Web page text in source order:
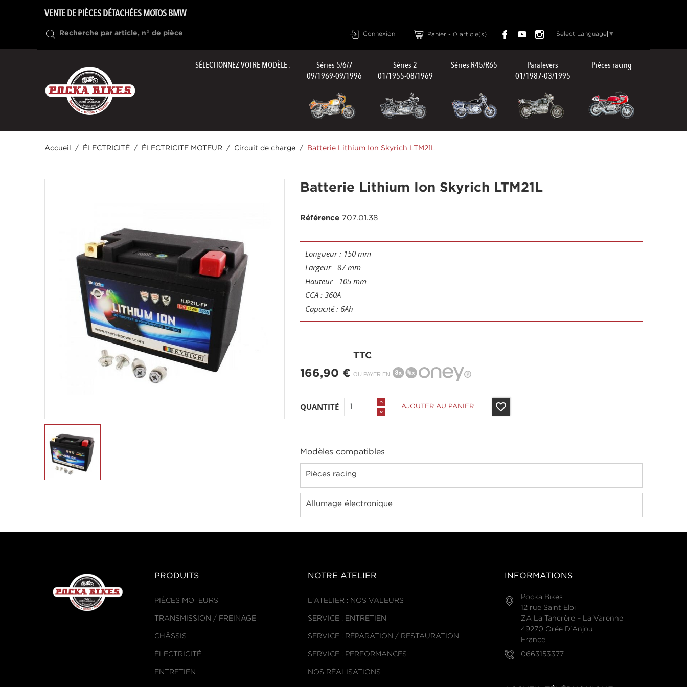
VENTE DE PIÈCES DÉTACHÉES MOTOS BMW
Connexion Panier - 0 article(s) Select Language ▼
SÉLECTIONNEZ VOTRE MODÈLE :
Séries 5/6/7
09/1969-09/1996
Séries 2
01/1955-08/1969
Séries R45/R65
Paralevers
01/1987-03/1995
Pièces racing
Accueil ÉLECTRICITÉ ÉLECTRICITE MOTEUR Circuit de charge Batterie Lithium Ion Skyrich LTM21L
Batterie Lithium Ion Skyrich LTM21L
Référence 707.01.38
Longueur : 150 mm
Largeur : 87 mm
Hauteur : 105 mm
CCA : 360A
Capacité : 6Ah
166,90 €
TTC
OU PAYER EN
QUANTITÉ AJOUTER AU PANIER favorite_border
Modèles compatibles
Pièces racing
Allumage électronique
PRODUITS
PIÈCES MOTEURS
TRANSMISSION / FREINAGE
CHÂSSIS
ÉLECTRICITÉ
ENTRETIEN
NOTRE ATELIER
L'ATELIER : NOS VALEURS
SERVICE : ENTRETIEN
SERVICE : RÉPARATION / RESTAURATION
SERVICE : PERFORMANCES
NOS RÉALISATIONS
INFORMATIONS
Pocka Bikes
12 rue Saint Eloi
ZA La Tancrère – La Varenne
49270 Orée D'Anjou
France
0663153377